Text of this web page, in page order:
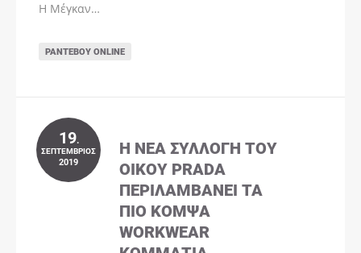
Η Μέγκαν…
ΡΑΝΤΕΒΟΎ ONLINE
19.
ΣΕΠΤΈΜΒΡΙΟΣ
2019
Η ΝΈΑ ΣΥΛΛΟΓΉ ΤΟΥ
ΟΊΚΟΥ PRADA
ΠΕΡΙΛΑΜΒΆΝΕΙ ΤΑ
ΠΙΟ ΚΟΜΨΆ
WORKWEAR